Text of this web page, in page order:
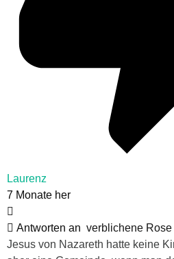
Laurenz
7 Monate her
Antworten an verblichene Rose
Jesus von Nazareth hatte keine